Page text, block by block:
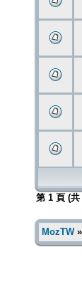
第 1 頁 (共
MozTW»